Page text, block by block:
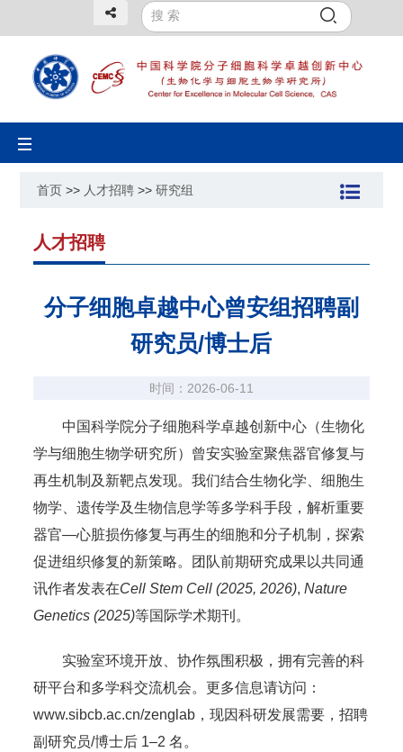
Toggle
navigation
首页 >> 人才招聘 >>研究组
人才招聘
分子细胞卓越中心曾安组招聘副
研究员/博士后
时间：2026-06-11
中国科学院分子细胞科学卓越创新中心（生物化
学与细胞生物学研究所）曾安实验室聚焦器官修复与
再生机制及新靶点发现。我们结合生物化学、细胞生
物学、遗传学及生物信息学等多学科手段，解析重要
器官—心脏损伤修复与再生的细胞和分子机制，探索
促进组织修复的新策略。团队前期研究成果以共同通
讯作者发表在Cell Stem Cell (2025, 2026),Nature
Genetics (2025)等国际学术期刊。
实验室环境开放、协作氛围积极，拥有完善的科
研平台和多学科交流机会。更多信息请访问：
www.sibcb.ac.cn/zenglab，现因科研发展需要，招聘
副研究员/博士后 1–2 名。